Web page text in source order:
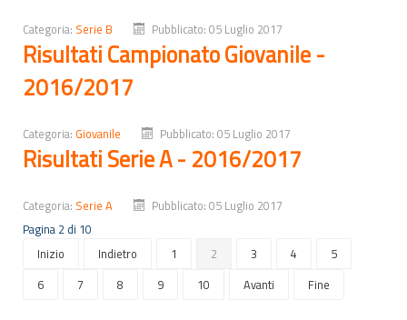
Categoria: Serie B Pubblicato: 05 Luglio 2017
Risultati Campionato Giovanile -
2016/2017
Categoria: Giovanile Pubblicato: 05 Luglio 2017
Risultati Serie A - 2016/2017
Categoria: Serie A
Pubblicato: 05 Luglio 2017
Pagina 2 di 10
Inizio
Indietro 1 2 3 4
5
6
7 8 9 10 Avanti Fine